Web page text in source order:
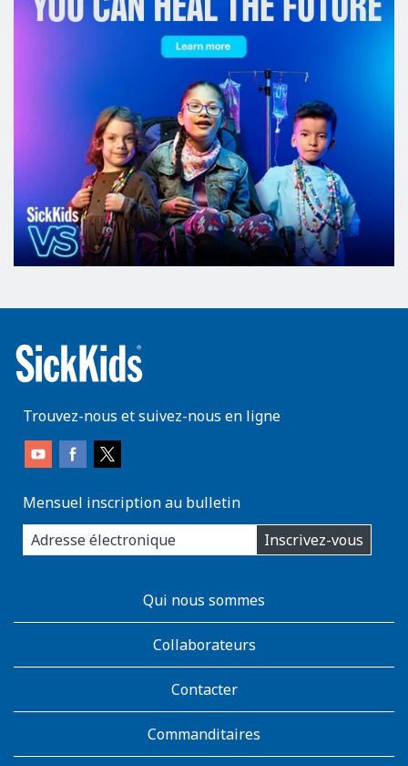
Trouvez-nous et suivez-nous en ligne
Mensuel inscription au bulletin
enter
you
email
Inscrivez-vous
AboutKidsHealthQui nous sommes
Collaborateurs
Contacter
Commanditaires